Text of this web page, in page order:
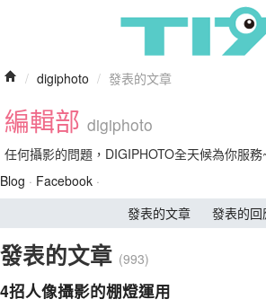
/ digiphoto / 發表的文章
編輯部 digiphoto
任何攝影的問題，DIGIPHOTO全天候為你服務
Blog · Facebook ·
發表的文章
發表的回
發表的文章 (993)
4招人像攝影的棚燈運用